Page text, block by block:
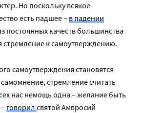
Но поскольку всякое
есть падшее – в падении
постоянных качеств большинства
стремление к самоутверждению.
самоутверждения становятся
стремление считать
нас немощь одна – желание быть
говорилсвятой Амвросий